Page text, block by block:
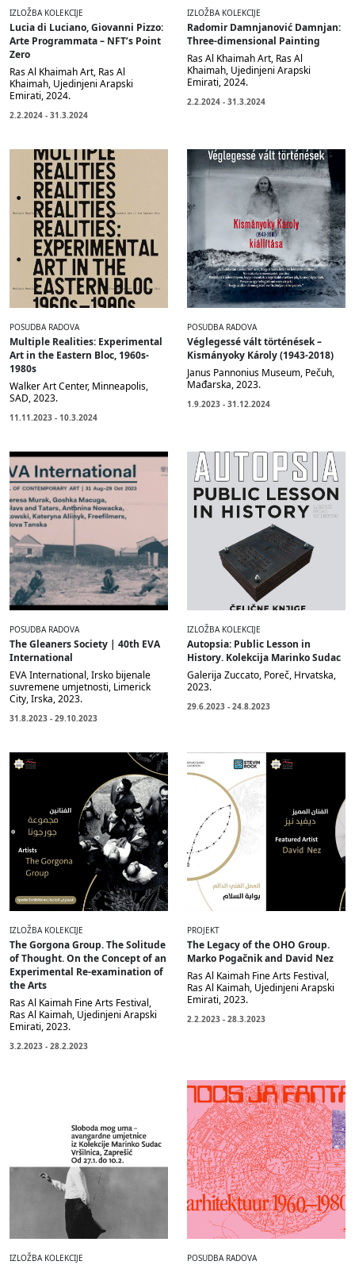
IZLOŽBA KOLEKCIJE
Lucia di Luciano, Giovanni Pizzo:
Arte Programmata – NFT’s Point
Zero
Ras Al Khaimah Art, Ras Al
Khaimah, Ujedinjeni Arapski
Emirati, 2024.
2.2.2024 - 31.3.2024
IZLOŽBA KOLEKCIJE
Radomir Damnjanović Damnjan:
Three-dimensional Painting
Ras Al Khaimah Art, Ras Al
Khaimah, Ujedinjeni Arapski
Emirati, 2024.
2.2.2024 - 31.3.2024
POSUDBA RADOVA
Multiple Realities: Experimental
Art in the Eastern Bloc, 1960s-
1980s
Walker Art Center, Minneapolis,
SAD, 2023.
11.11.2023 - 10.3.2024
POSUDBA RADOVA
Véglegessé vált történések –
Kismányoky Károly (1943-2018)
Janus Pannonius Museum, Pečuh,
Mađarska, 2023.
1.9.2023 - 31.12.2024
POSUDBA RADOVA
The Gleaners Society | 40th EVA
International
EVA International, Irsko bijenale
suvremene umjetnosti, Limerick
City, Irska, 2023.
31.8.2023 - 29.10.2023
IZLOŽBA KOLEKCIJE
Autopsia: Public Lesson in
History. Kolekcija Marinko Sudac
Galerija Zuccato, Poreč, Hrvatska,
2023.
29.6.2023 - 24.8.2023
IZLOŽBA KOLEKCIJE
The Gorgona Group. The Solitude
of Thought. On the Concept of an
Experimental Re-examination of
the Arts
Ras Al Kaimah Fine Arts Festival,
Ras Al Kaimah, Ujedinjeni Arapski
Emirati, 2023.
3.2.2023 - 28.2.2023
PROJEKT
The Legacy of the OHO Group.
Marko Pogačnik and David Nez
Ras Al Kaimah Fine Arts Festival,
Ras Al Kaimah, Ujedinjeni Arapski
Emirati, 2023.
2.2.2023 - 28.3.2023
IZLOŽBA KOLEKCIJE POSUDBA RADOVA